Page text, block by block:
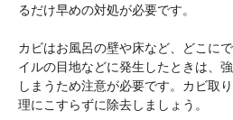
るだけ早めの対処が必要です。
カビはお風呂の壁や床など、どこに
イルの目地などに発生したときは、
しまうため注意が必要です。カビ取
理にこすらずに除去しましょう。